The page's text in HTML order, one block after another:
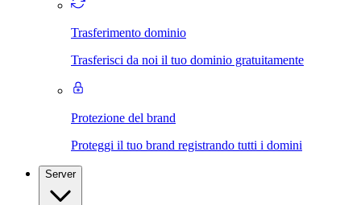
Trasferimento dominio
Trasferisci da noi il tuo dominio gratuitamente
Protezione del brand
Proteggi il tuo brand registrando tutti i domini
Server